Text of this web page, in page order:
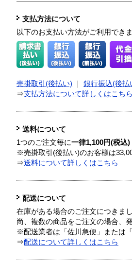
支払方法について
以下のお支払い方法がご利用できま
売掛取引(後払い) 銀行振込(後払
⇒支払方法について詳しくはこちら
送料について
1つのご注文毎に一律1,100円(税込)
※売掛取引(後払い)のお客様は
⇒送料について詳しくはこちら
配送について
在庫がある場合のご注文につきま
尚、複数の商品をご注文の場合、
※配送業者は「佐川急便」または
⇒配送について詳しくはこちら